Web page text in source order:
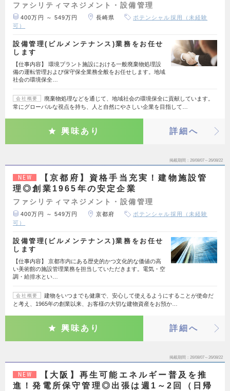
ファシリティマネジメント・設備管理
400万円 ～ 549万円 長崎県
ポテンシャル採用（未経験
可）
設備管理(ビルメンテナンス)業務をお任せ
します
【仕事内容】 環境プラント施設における一般廃棄物処理設
備の運転管理および保守保全業務全般をお任せします。地域
社会の環境保全…
会社概要
廃棄物処理などを通じて、地域社会の環境保全に貢献しています。
常にグローバルな視点を持ち、人と自然にやさしい企業を目指して…
興味あり 詳細へ
掲載期間 26/08/07～26/08/22
NEW
【京都府】資格手当充実！建物施設管
理◎創業1965年の安定企業
ファシリティマネジメント・設備管理
400万円 ～ 549万円 京都府
ポテンシャル採用（未経験
可）
設備管理(ビルメンテナンス)業務をお任せ
します
【仕事内容】 京都市内にある歴史的かつ文化的な価値の高
い美術館の施設管理業務を担当していただきます。電気・空
調・給排水とい…
会社概要
建物をいつまでも健康で、安心して使えるようにすることが使命だ
と考え、1965年の創業以来、お客様の大切な建物資産をお預か…
興味あり 詳細へ
掲載期間 26/08/07～26/08/22
NEW
【大阪】再生可能エネルギー普及を推
進！発電所保守管理◎出張は週1～2回（日帰